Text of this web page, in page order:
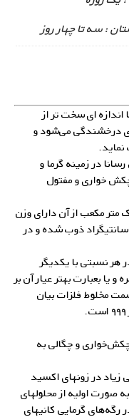
: سه تا چهار روز
ای سخت تر از
درخشندگی می‌شود و
در زمینه گرما و
خواری و مفتول
یک متر مکعب از آن دارای وزن
می‌باشد. نقره در ۹۶۱ درجه سانتیگراد ذوب شده و در
هر نسبتی با یکدیگر
یا بعبارت بهتر عیار آن بر
قسمت نقره خالص در ۱۰۰۰ قسمت مخلوط فلزات بیان
و چگالی به
زیاد در زونهای اکسید
صورت اولیه از محلولهای
گرمایی کانیهای